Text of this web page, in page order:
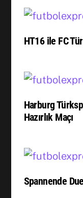
HT16 ile FC
Harburg
Hazırlık Maçı
Spannende